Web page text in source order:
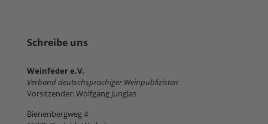
Schreibe uns
Weinfeder e.V.
Verband deutschsprachiger Weinpublizisten
Vorsitzender: Wolfgang Junglas
Bienenbergweg 4